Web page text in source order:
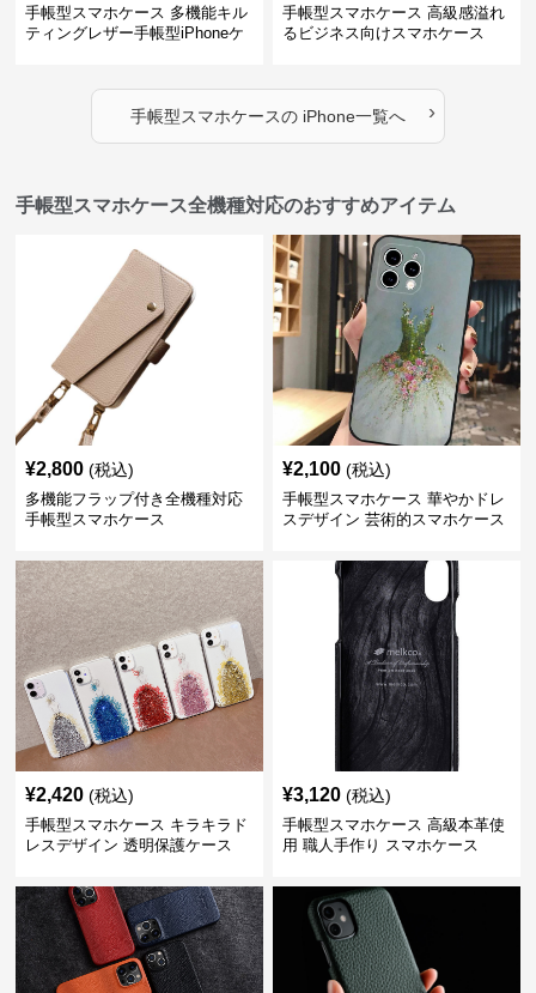
手帳型スマホケース 多機能キル
ティングレザー手帳型iPhoneケ
手帳型スマホケース 高級感溢れ
るビジネス向けスマホケース
手帳型スマホケースのiPhone一覧へ ›
手帳型スマホケース全機種対応のおすすめアイテム
¥2,800 (税込)
多機能フラップ付き全機種対応
手帳型スマホケース
¥2,100 (税込)
手帳型スマホケース 華やかドレ
スデザイン 芸術的スマホケース
¥2,420 (税込)
手帳型スマホケース キラキラド
レスデザイン 透明保護ケース
¥3,120 (税込)
手帳型スマホケース 高級本革使
用 職人手作り スマホケース